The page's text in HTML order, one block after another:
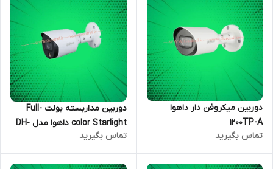
دوربین میکروفن دار داهوا
1200TP-A
تماس بگیرید
دوربین مداربسته بولت Full-
color Starlight داهوا مدل DH-
HAC-HFW1239TP-LED
تماس بگیرید